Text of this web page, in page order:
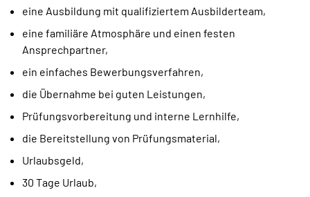
eine Ausbildung mit qualifiziertem Ausbilderteam,
eine familiäre Atmosphäre und einen festen
Ansprechpartner,
ein einfaches Bewerbungsverfahren,
die Übernahme bei guten Leistungen,
Prüfungsvorbereitung und interne Lernhilfe,
die Bereitstellung von Prüfungsmaterial,
Urlaubsgeld,
30 Tage Urlaub,